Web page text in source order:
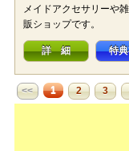
メイドアクセサリーや
販ショップです。
詳 細 特
<< 1 2 3